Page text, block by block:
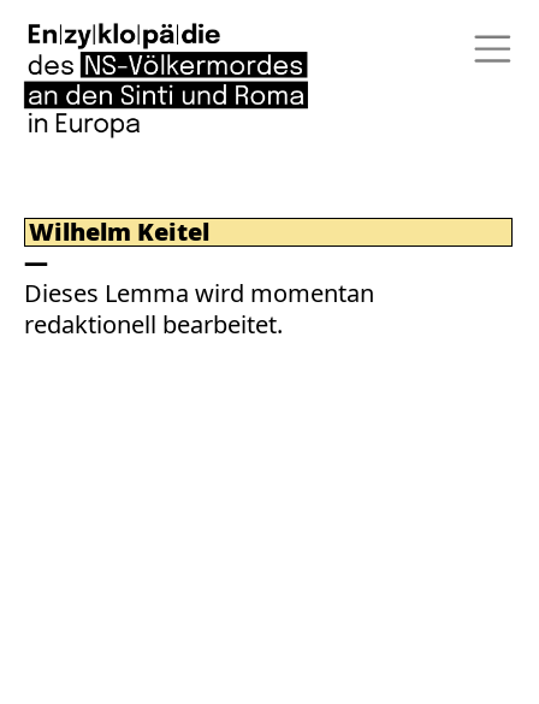
Wilhelm Keitel
Dieses Lemma wird momentan
redaktionell bearbeitet.